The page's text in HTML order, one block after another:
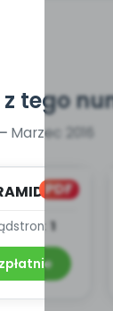
tego
Marzec 2016
PDF
stron: 1